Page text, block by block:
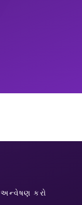
અન્વેષણ કરો